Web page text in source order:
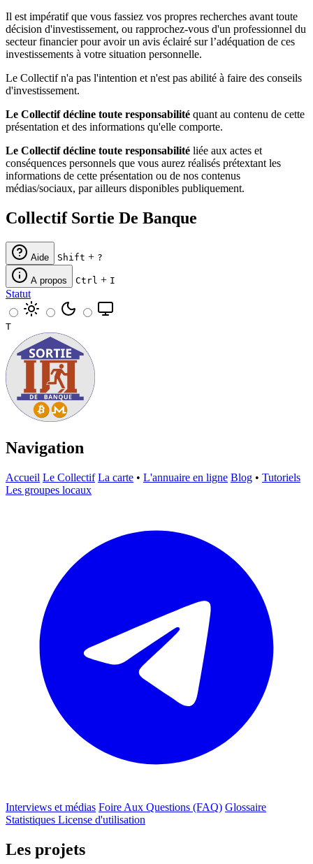
Il est impératif que vous fassiez vos propres recherches avant toute
décision d'investissement, ou rapprochez-vous d'un professionnel du
secteur financier pour avoir un avis éclairé sur l’adéquation de ces
investissements à votre situation personnelle.
Le Collectif n'a pas l'intention et n'est pas abilité à faire des conseils
d'investissement.
Le Collectif décline toute responsabilité quant au contenu de cette
présentation et des informations qu'elle comporte.
Le Collectif décline toute responsabilité liée aux actes et
conséquences personnels que vous aurez réalisés prétextant les
informations de cette présentation ou de nos contenus
médias/sociaux, par ailleurs disponibles publiquement.
Collectif Sortie De Banque
Aide Shift + ?
A propos Ctrl + I
Statut
T
Navigation
Accueil Le Collectif La carte • L'annuaire en ligne Blog • Tutoriels
Les groupes locaux
Interviews et médias Foire Aux Questions (FAQ) Glossaire
Statistiques License d'utilisation
Les projets